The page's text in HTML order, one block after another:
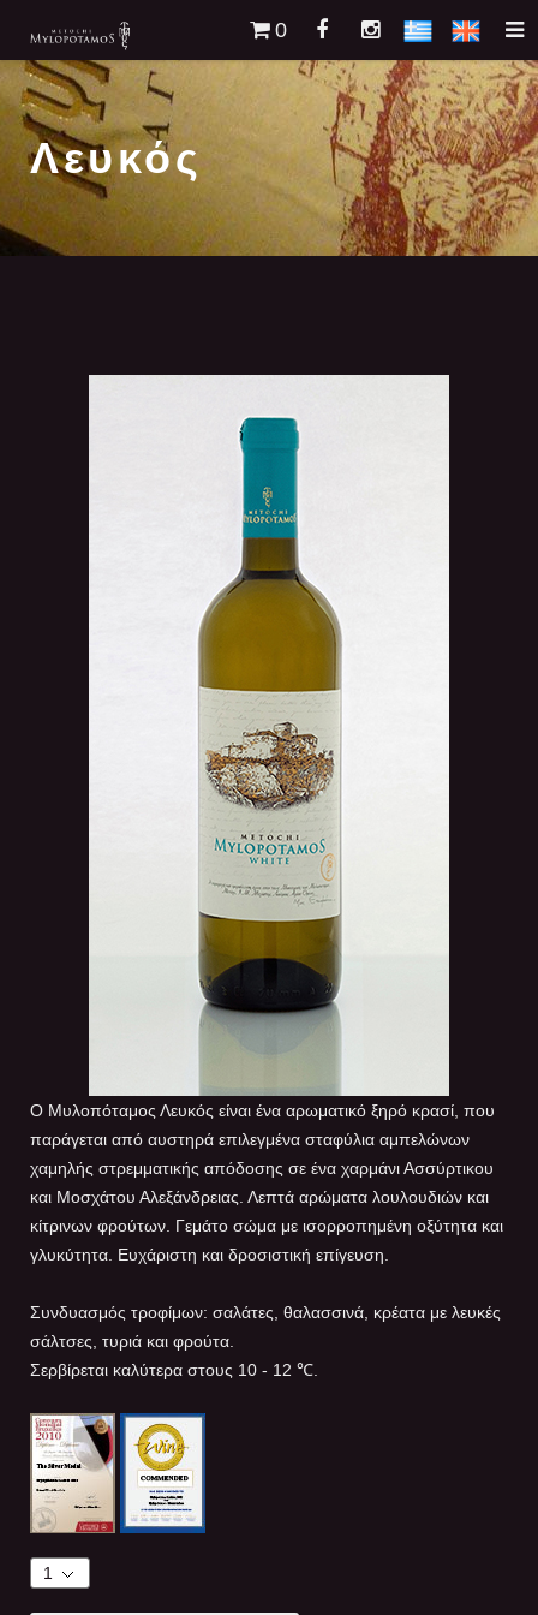
0
Λευκός
Ο Μυλοπόταμος Λευκός είναι ένα αρωματικό ξηρό κρασί, που
παράγεται από αυστηρά επιλεγμένα σταφύλια αμπελώνων
χαμηλής στρεμματικής απόδοσης σε ένα χαρμάνι Ασσύρτικου
και Μοσχάτου Αλεξάνδρειας. Λεπτά αρώματα λουλουδιών και
κίτρινων φρούτων. Γεμάτο σώμα με ισορροπημένη οξύτητα και
γλυκύτητα. Ευχάριστη και δροσιστική επίγευση.
Συνδυασμός τροφίμων: σαλάτες, θαλασσινά, κρέατα με λευκές
σάλτσες, τυριά και φρούτα.
Σερβίρεται καλύτερα στους 10 - 12 ℃.